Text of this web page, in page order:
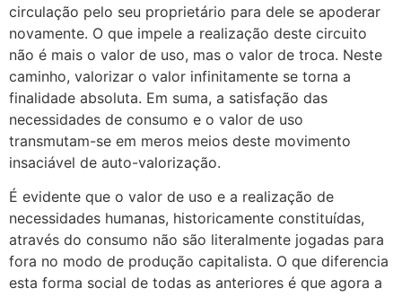
circulação pelo seu proprietário para dele se apoderar
novamente. O que impele a realização deste circuito
não é mais o valor de uso, mas o valor de troca. Neste
caminho, valorizar o valor infinitamente se torna a
finalidade absoluta. Em suma, a satisfação das
necessidades de consumo e o valor de uso
transmutam-se em meros meios deste movimento
insaciável de auto-valorização.
É evidente que o valor de uso e a realização de
necessidades humanas, historicamente constituídas,
através do consumo não são literalmente jogadas para
fora no modo de produção capitalista. O que diferencia
esta forma social de todas as anteriores é que agora a